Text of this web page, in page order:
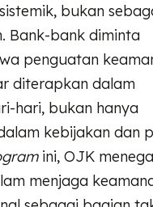
bukan
Bank-bank diminta
penguatan
diterapkan dalam
hari, bukan hanya
kebijakan dan
ini, OJK
menjaga